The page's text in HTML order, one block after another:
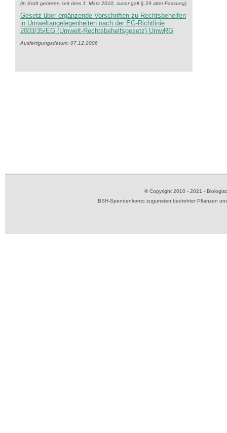
(in Kraft getreten seit dem 1. März 2010, zuvor galt § 29 alter Fassung)
Gesetz über ergänzende Vorschriften zu Rechtsbehelfen
in Umweltangelegenheiten nach der EG-Richtlinie
2003/35/EG (Umwelt-Rechtsbehelfsgesetz) UmwRG
Ausfertigungsdatum: 07.12.2006
© Copyright 2010 - 2021 -
BSH-Spendenkonto zugunsten bedrohter Pflanzen